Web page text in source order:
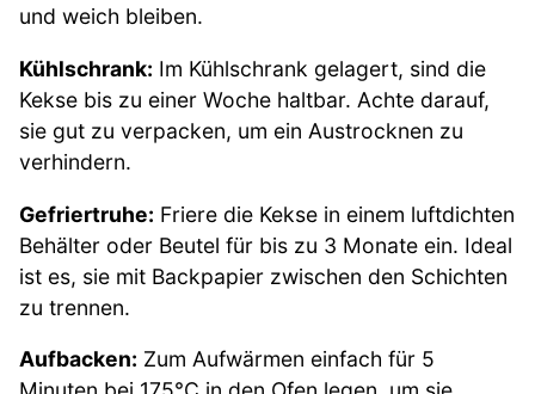
und weich bleiben.
Kühlschrank: Im Kühlschrank gelagert, sind die
Kekse bis zu einer Woche haltbar. Achte darauf,
sie gut zu verpacken, um ein Austrocknen zu
verhindern.
Gefriertruhe: Friere die Kekse in einem luftdichten
Behälter oder Beutel für bis zu 3 Monate ein. Ideal
ist es, sie mit Backpapier zwischen den Schichten
zu trennen.
Aufbacken: Zum Aufwärmen einfach für 5